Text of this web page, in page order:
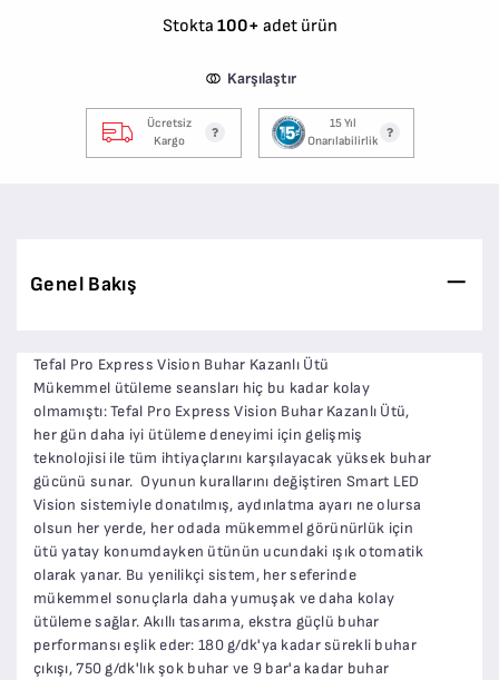
Stokta 100+ adet ürün
Karşılaştır
Ücretsiz
Kargo
15 Yıl
Onarılabilirlik
Genel Bakış
Tefal Pro Express Vision Buhar Kazanlı Ütü
Mükemmel ütüleme seansları hiç bu kadar kolay
olmamıştı: Tefal Pro Express Vision Buhar Kazanlı Ütü,
her gün daha iyi ütüleme deneyimi için gelişmiş
teknolojisi ile tüm ihtiyaçlarını karşılayacak yüksek buhar
gücünü sunar. Oyunun kurallarını değiştiren Smart LED
Vision sistemiyle donatılmış, aydınlatma ayarı ne olursa
olsun her yerde, her odada mükemmel görünürlük için
ütü yatay konumdayken ütünün ucundaki ışık otomatik
olarak yanar. Bu yenilikçi sistem, her seferinde
mükemmel sonuçlarla daha yumuşak ve daha kolay
ütüleme sağlar. Akıllı tasarıma, ekstra güçlü buhar
performansı eşlik eder: 180 g/dk'ya kadar sürekli buhar
çıkışı, 750 g/dk'lık şok buhar ve 9 bar'a kadar buhar